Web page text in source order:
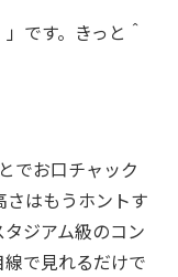
です。きっと＾
でお口チャック
さはもうホントす
ジアム級のコン
で見れるだけで